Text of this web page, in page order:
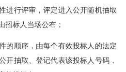
进行评审，评定进入公开随机抽取
招标人当场公布；
顺序，由每个有效投标人的法定
开抽取、登记代表该投标人号码，